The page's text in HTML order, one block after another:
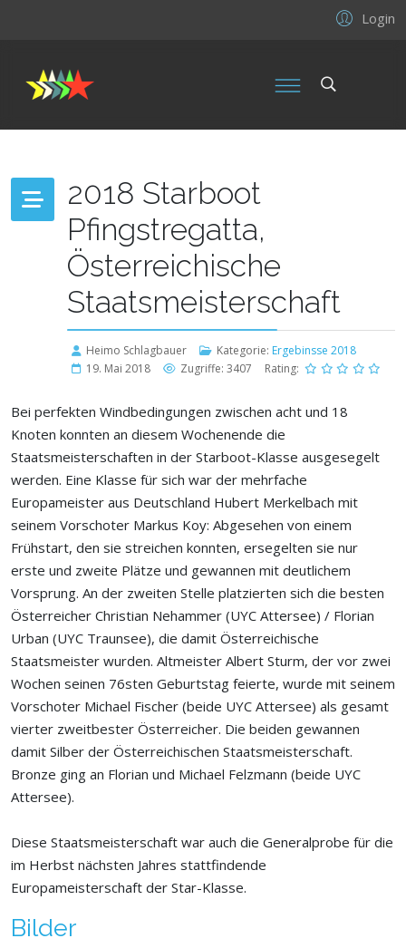
Login
2018 Starboot
Pfingstregatta,
Österreichische
Staatsmeisterschaft
Heimo Schlagbauer Kategorie: Ergebinsse 2018
19. Mai 2018
Zugriffe: 3407 Rating:
Bei perfekten Windbedingungen zwischen acht und 18
Knoten konnten an diesem Wochenende die
Staatsmeisterschaften in der Starboot-Klasse ausgesegelt
werden. Eine Klasse für sich war der mehrfache
Europameister aus Deutschland Hubert Merkelbach mit
seinem Vorschoter Markus Koy: Abgesehen von einem
Frühstart, den sie streichen konnten, ersegelten sie nur
erste und zweite Plätze und gewannen mit deutlichem
Vorsprung. An der zweiten Stelle platzierten sich die besten
Österreicher Christian Nehammer (UYC Attersee) / Florian
Urban (UYC Traunsee), die damit Österreichische
Staatsmeister wurden. Altmeister Albert Sturm, der vor zwei
Wochen seinen 76sten Geburtstag feierte, wurde mit seinem
Vorschoter Michael Fischer (beide UYC Attersee) als gesamt
vierter zweitbester Österreicher. Die beiden gewannen
damit Silber der Österreichischen Staatsmeisterschaft.
Bronze ging an Florian und Michael Felzmann (beide UYC
Attersee).
Diese Staatsmeisterschaft war auch die Generalprobe für die
im Herbst nächsten Jahres stattfindende
Europameisterschaft der Star-Klasse.
Bilder